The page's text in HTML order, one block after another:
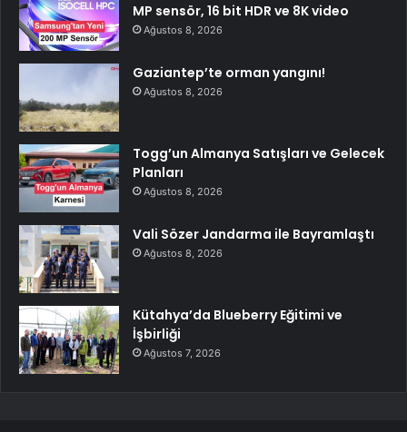
MP sensör, 16 bit HDR ve 8K video
Ağustos 8, 2026
Gaziantep’te orman yangını!
Ağustos 8, 2026
Togg’un Almanya Satışları ve Gelecek
Planları
Ağustos 8, 2026
Vali Sözer Jandarma ile Bayramlaştı
Ağustos 8, 2026
Kütahya’da Blueberry Eğitimi ve
İşbirliği
Ağustos 7, 2026